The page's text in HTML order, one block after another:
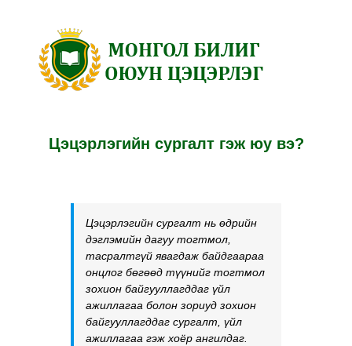
Цэцэрлэгийн сургалт гэж юу вэ?
Цэцэрлэгийн сургалт нь өдрийн
дэглэмийн дагуу тогтмол,
тасралтгүй явагдаж байдгаараа
онцлог бөгөөд түүнийг тогтмол
зохион байгууллагддаг үйл
ажиллагаа болон зориуд зохион
байгууллагддаг сургалт, үйл
ажиллагаа гэж хоёр ангилдаг.